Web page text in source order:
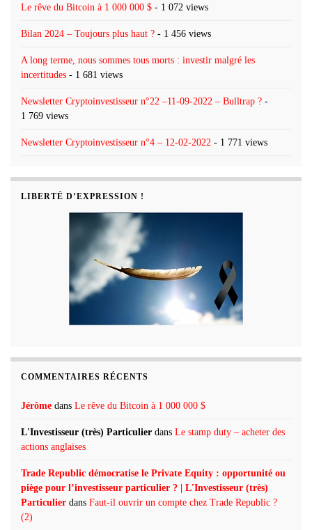
Le rêve du Bitcoin à 1 000 000 $ - 1 072 views
Bilan 2024 – Toujours plus haut ? - 1 456 views
A long terme, nous sommes tous morts : investir malgré les
incertitudes - 1 681 views
Newsletter Cryptoinvestisseur n°22 –11-09-2022 – Bulltrap ? -
1 769 views
Newsletter Cryptoinvestisseur n°4 – 12-02-2022 - 1 771 views
LIBERTÉ D’EXPRESSION !
COMMENTAIRES RÉCENTS
Jérôme dans Le rêve du Bitcoin à 1 000 000 $
L'Investisseur (très) Particulier dans Le stamp duty – acheter des
actions anglaises
Trade Republic démocratise le Private Equity : opportunité ou
piège pour l’investisseur particulier ? | L'Investisseur (très)
Particulier dans Faut-il ouvrir un compte chez Trade Republic ?
(2)